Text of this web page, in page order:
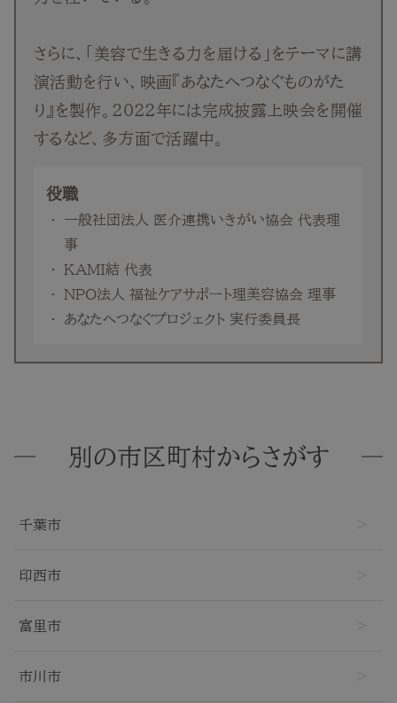
さらに、「美容で生きる力を届ける」をテーマに講
演活動を行い、映画『あなたへつなぐものがた
り』を製作。2022年には完成披露上映会を開催
するなど、多方面で活躍中。
役職
一般社団法人 医介連携いきがい協会 代表理
事
KAMI結 代表
NPO法人 福祉ケアサポート理美容協会 理事
あなたへつなぐプロジェクト 実行委員長
別の市区町村からさがす
千葉市
印西市
富里市
市川市